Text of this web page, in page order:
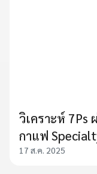
วิเคราะห์ 7Ps
กาแฟ
17 ส.ค. 2025